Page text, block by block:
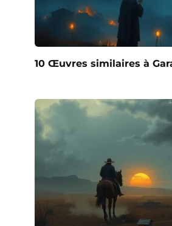
10 Œuvres similaires à